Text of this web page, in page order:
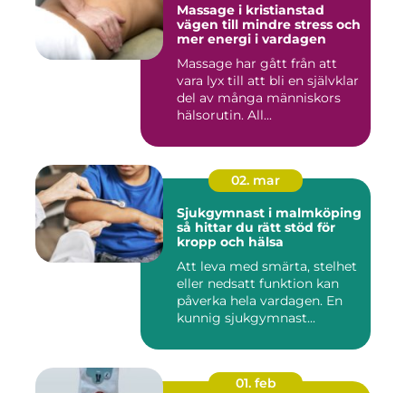
Massage i kristianstad
vägen till mindre stress och
mer energi i vardagen
Massage har gått från att
vara lyx till att bli en självklar
del av många människors
hälsorutin. All...
02. mar
Sjukgymnast i malmköping
så hittar du rätt stöd för
kropp och hälsa
Att leva med smärta, stelhet
eller nedsatt funktion kan
påverka hela vardagen. En
kunnig sjukgymnast...
01. feb